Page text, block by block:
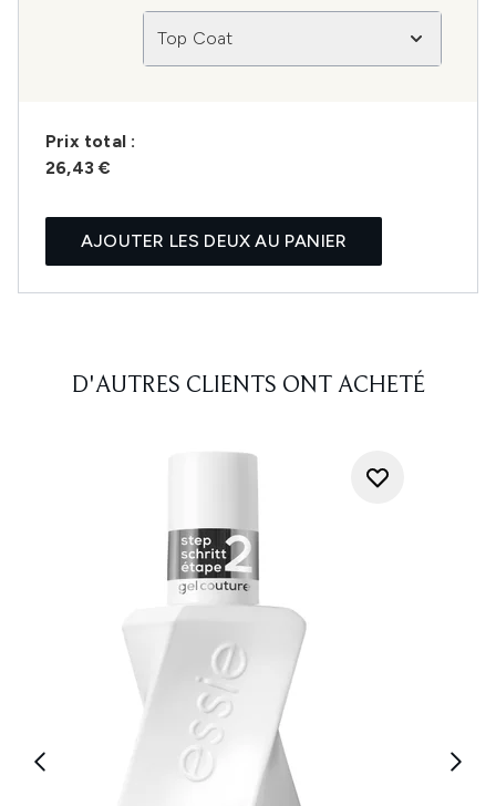
Top Coat
Prix ​​total :
26,43 €
AJOUTER LES DEUX AU PANIER
D'AUTRES CLIENTS ONT ACHETÉ